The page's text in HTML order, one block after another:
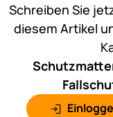
Schreiben Sie
diesem Artikel